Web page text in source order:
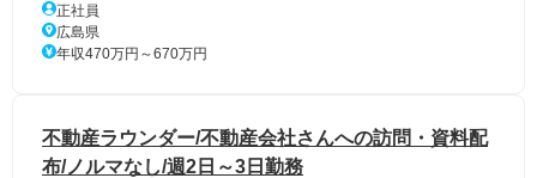
正社員
広島県
年収470万円～670万円
不動産ラウンダー/不動産会社さんへの訪問・資料配
布/ノルマなし/週2日～3日勤務